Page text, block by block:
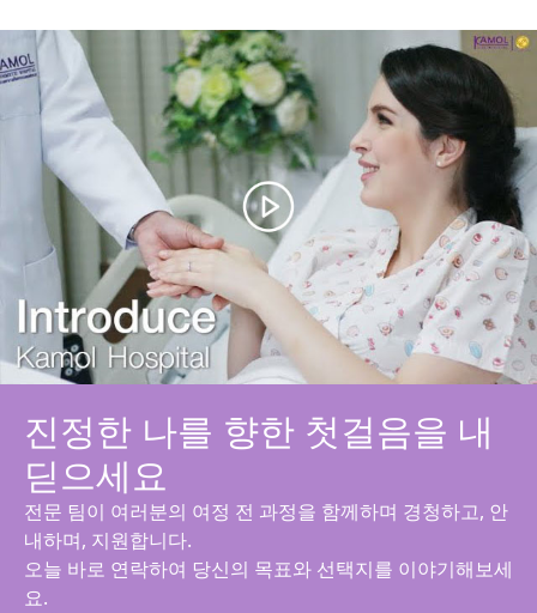
진정한 나를 향한 첫걸음을 내
딛으세요
전문 팀이 여러분의 여정 전 과정을 함께하며 경청하고, 안
내하며, 지원합니다.
오늘 바로 연락하여 당신의 목표와 선택지를 이야기해보세
요.